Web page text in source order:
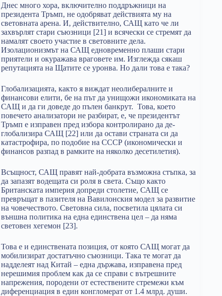
Днес много хора, включително поддръжници на
президента Тръмп, не одобряват действията му на
световната арена. И, действително, САЩ като че ли
захвърлят стари съюзници [21] и всячески се стремят да
намалят своето участие в световните дела.
Изолационизмът на САЩ едновременно плаши стари
приятели и окуражава враговете им. Изглежда сякаш
репутацията на Щатите се уронва. Но дали това е така?
Глобализацията, както я виждат неолибералните и
финансови елити, бе на път да унищожи икономиката на
САЩ и да ги доведе до пълен банкрут. Това, което
повечето анализатори не разбират, е, че президентът
Тръмп е изправен пред избора контролирано да де-
глобализира САЩ [22] или да остави страната си да
катастрофира, по подобие на СССР (икономически и
финансов разпад в рамките на няколко десетилетия).
Всъщност, САЩ правят най-добрата възможна стъпка, за
да запазят водещата си роля в света. Също както
Британската империя допреди столетие, САЩ се
превръщат в пазителя на Вавилонския модел за развитие
на човечеството. Световна сила, посветила цялата си
външна политика на една единствена цел – да няма
световен хегемон [23].
Това е и единствената позиция, от която САЩ могат да
мобилизират достатъчно съюзници. Така те могат да
надделеят над Китай – една държава, изправена пред
нерешимия проблем как да се справи с вътрешните
напрежения, породени от естествените стремежи към
диференциация в един конгломерат от 1.4 млрд. души.